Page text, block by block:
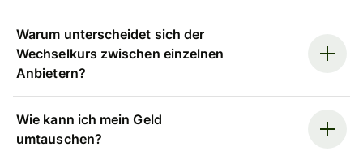
Warum unterscheidet sich der
Wechselkurs zwischen einzelnen
Anbietern?
Wie kann ich mein Geld
umtauschen?